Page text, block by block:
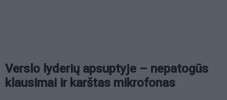
Verslo lyderių apsuptyje – nepatogūs
klausimai ir karštas mikrofonas